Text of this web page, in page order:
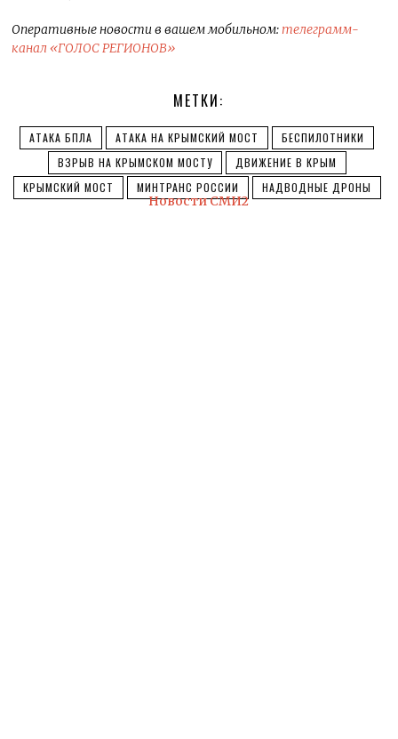
Оперативные новости в вашем мобильном:телеграмм-
канал «ГОЛОС РЕГИОНОВ»
МЕТКИ:
АТАКА БПЛА АТАКА НА КРЫМСКИЙ МОСТ
БЕСПИЛОТНИКИ
ВЗРЫВ НА КРЫМСКОМ МОСТУ
ДВИЖЕНИЕ В КРЫМ
КРЫМСКИЙ МОСТ
МИНТРАНС РОССИИ НАДВОДНЫЕ ДРОНЫ
Новости СМИ2